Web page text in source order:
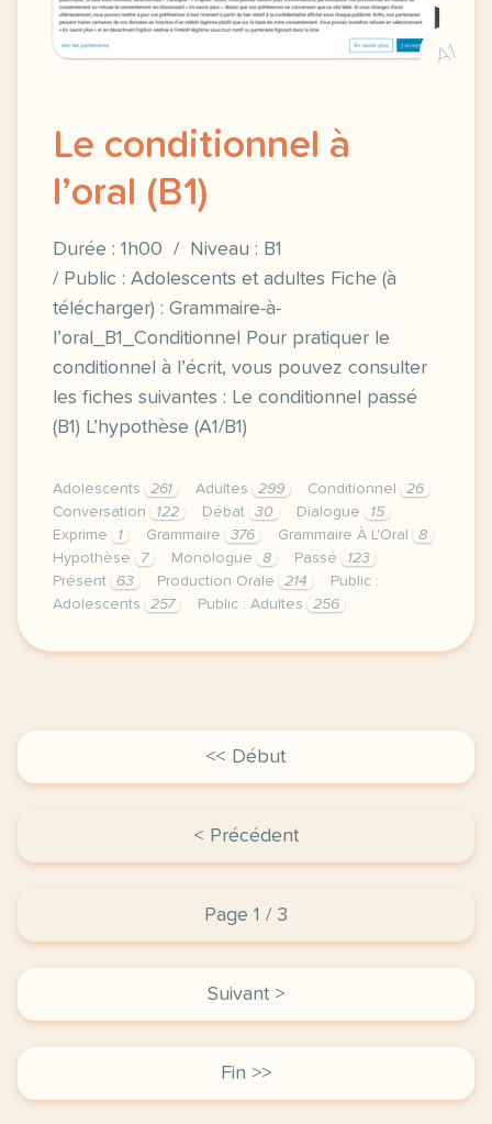
A1
Le conditionnel à
l’oral (B1)
Durée : 1h00 / Niveau : B1
/ Public : Adolescents et adultes Fiche (à
télécharger) : Grammaire-à-
l’oral_B1_Conditionnel Pour pratiquer le
conditionnel à l’écrit, vous pouvez consulter
les fiches suivantes : Le conditionnel passé
(B1) L’hypothèse (A1/B1)
Adolescents 261 Adultes 299 Conditionnel
26
Conversation
122 Débat 30 Dialogue
15
Exprime
1 Grammaire 376 Grammaire À L'Oral
8
Hypothèse
7 Monologue 8 Passé
123
Présent
63 Production Orale 214
Public :
Adolescents
257 Public : Adultes 256
duree 1h00 niveau b1 public adolescents et
<< Début
< Précédent
Page 1 / 3
Suivant >
Fin >>